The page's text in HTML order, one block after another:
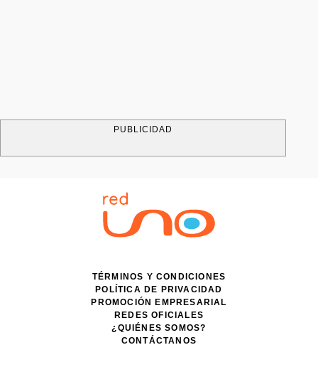
PUBLICIDAD
TÉRMINOS Y CONDICIONES
POLÍTICA DE PRIVACIDAD
PROMOCIÓN EMPRESARIAL
REDES OFICIALES
¿QUIÉNES SOMOS?
CONTÁCTANOS